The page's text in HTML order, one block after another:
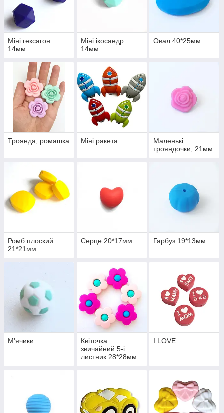
Міні гексагон
14мм
Міні ікосаедр
14мм
Овал 40*25мм
Троянда, ромашка Міні ракета
Маленькі
трояндочки, 21мм
Ромб плоский
21*21мм
Серце 20*17мм Гарбуз 19*13мм
М'ячики
Квіточка
звичайний 5-і
листник 28*28мм
I LOVE